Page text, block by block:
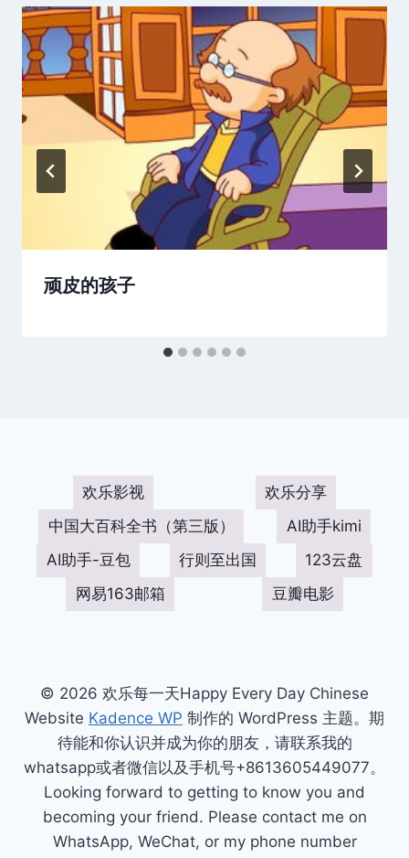
顽皮的孩子
欢乐影视
欢乐分享
中国大百科全书（第三版）
AI助手kimi
AI助手-豆包
行则至出国
123云盘
网易163邮箱
豆瓣电影
© 2026 欢乐每一天Happy Every Day Chinese
Website Kadence WP 制作的 WordPress 主题。期
待能和你认识并成为你的朋友，请联系我的
whatsapp或者微信以及手机号+8613605449077。
Looking forward to getting to know you and
becoming your friend. Please contact me on
WhatsApp, WeChat, or my phone number